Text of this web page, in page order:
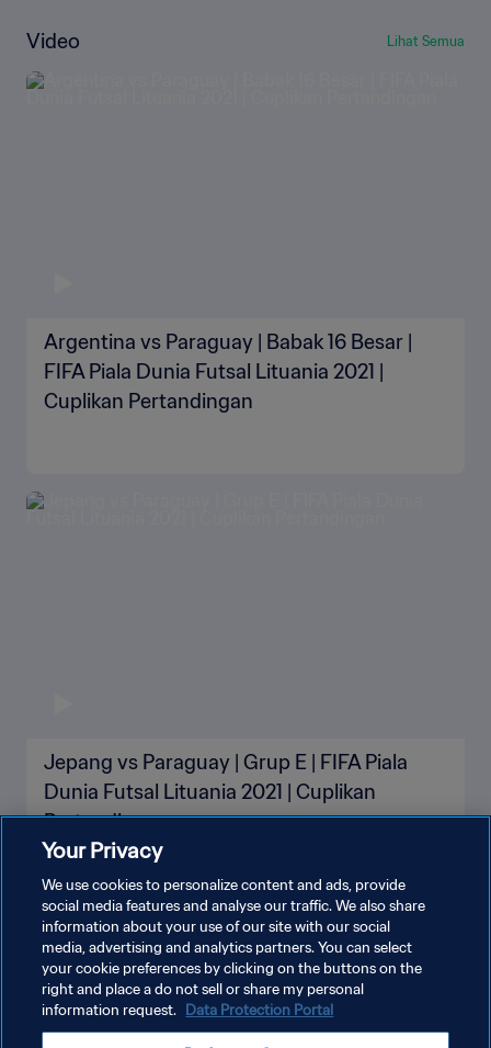
Video Lihat Semua
Argentina vs Paraguay | Babak 16 Besar |
FIFA Piala Dunia Futsal Lituania 2021 |
Cuplikan Pertandingan
Jepang vs Paraguay | Grup E | FIFA Piala
Dunia Futsal Lituania 2021 | Cuplikan
Pertandingan
LIHAT LEBIH BANYAK
Your Privacy
We use cookies to personalize content and ads, provide
social media features and analyse our traffic. We also share
information about your use of our site with our social
media, advertising and analytics partners. You can select
your cookie preferences by clicking on the buttons on the
right and place a do not sell or share my personal
information request. Data Protection Portal